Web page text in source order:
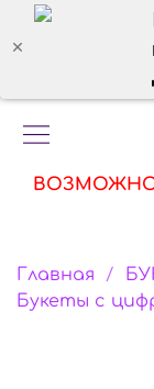
Главная
Букеты с